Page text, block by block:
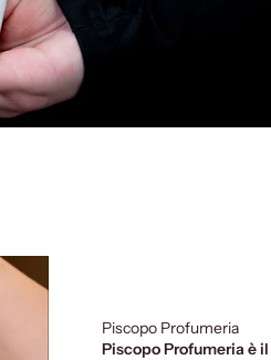
Piscopo Profumeria
Piscopo Profumeria è